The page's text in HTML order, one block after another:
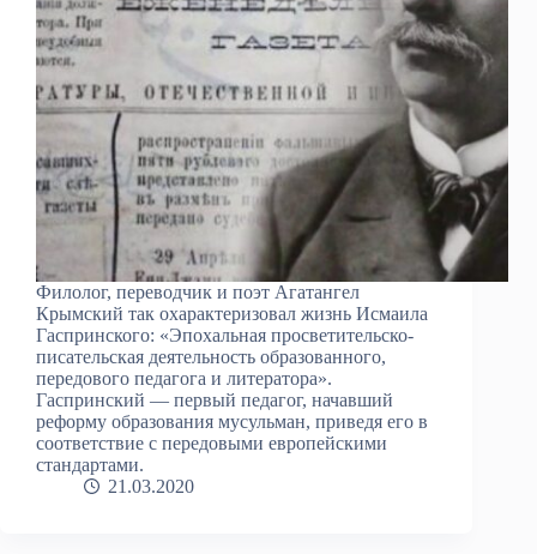
Филолог, переводчик и поэт Агатангел
Крымский так охарактеризовал жизнь Исмаила
Гаспринского: «Эпохальная просветительско-
писательская деятельность образованного,
передового педагога и литератора».
Гаспринский — первый педагог, начавший
реформу образования мусульман, приведя его в
соответствие с передовыми европейскими
стандартами.
21.03.2020